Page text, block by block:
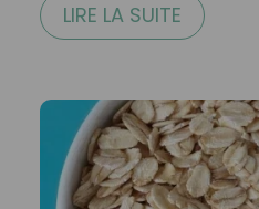
LIRE LA SUITE